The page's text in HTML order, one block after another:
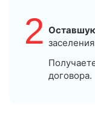
2 заселения
договора.